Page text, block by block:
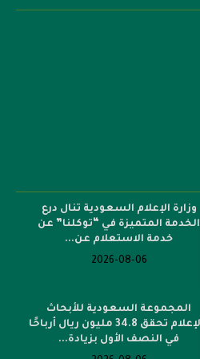
وزارة الإعلام السعودية تنال درع
الخدمة المتميزة في “توكلنا” عن
خدمة الاستعلام عن...
2026-08-06
المجموعة السعودية للأبحاث
والإعلام تحقق 34.8 مليون ريال أرباحًا
في النصف الأول بزيادة...